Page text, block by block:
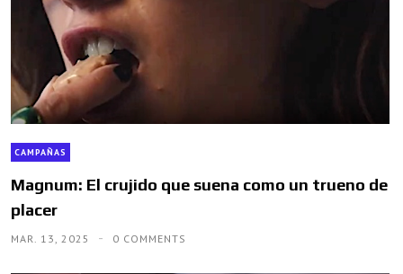
CAMPAÑAS
Magnum: El crujido que suena como un trueno de
placer
MAR. 13, 2025 0 COMMENTS